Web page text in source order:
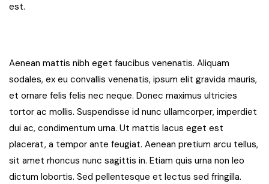
est.
Aenean mattis nibh eget faucibus venenatis. Aliquam
sodales, ex eu convallis venenatis, ipsum elit gravida mauris,
et ornare felis felis nec neque. Donec maximus ultricies
tortor ac mollis. Suspendisse id nunc ullamcorper, imperdiet
dui ac, condimentum urna. Ut mattis lacus eget est
placerat, a tempor ante feugiat. Aenean pretium arcu tellus,
sit amet rhoncus nunc sagittis in. Etiam quis urna non leo
dictum lobortis. Sed pellentesque et lectus sed fringilla.